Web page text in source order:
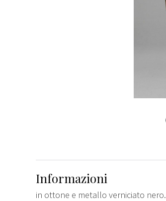
Informazioni
in ottone e metallo verniciato nero.